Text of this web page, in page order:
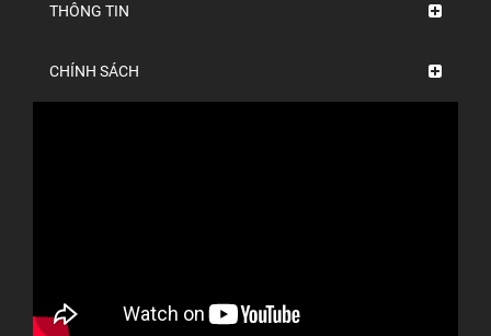
THÔNG TIN
CHÍNH SÁCH